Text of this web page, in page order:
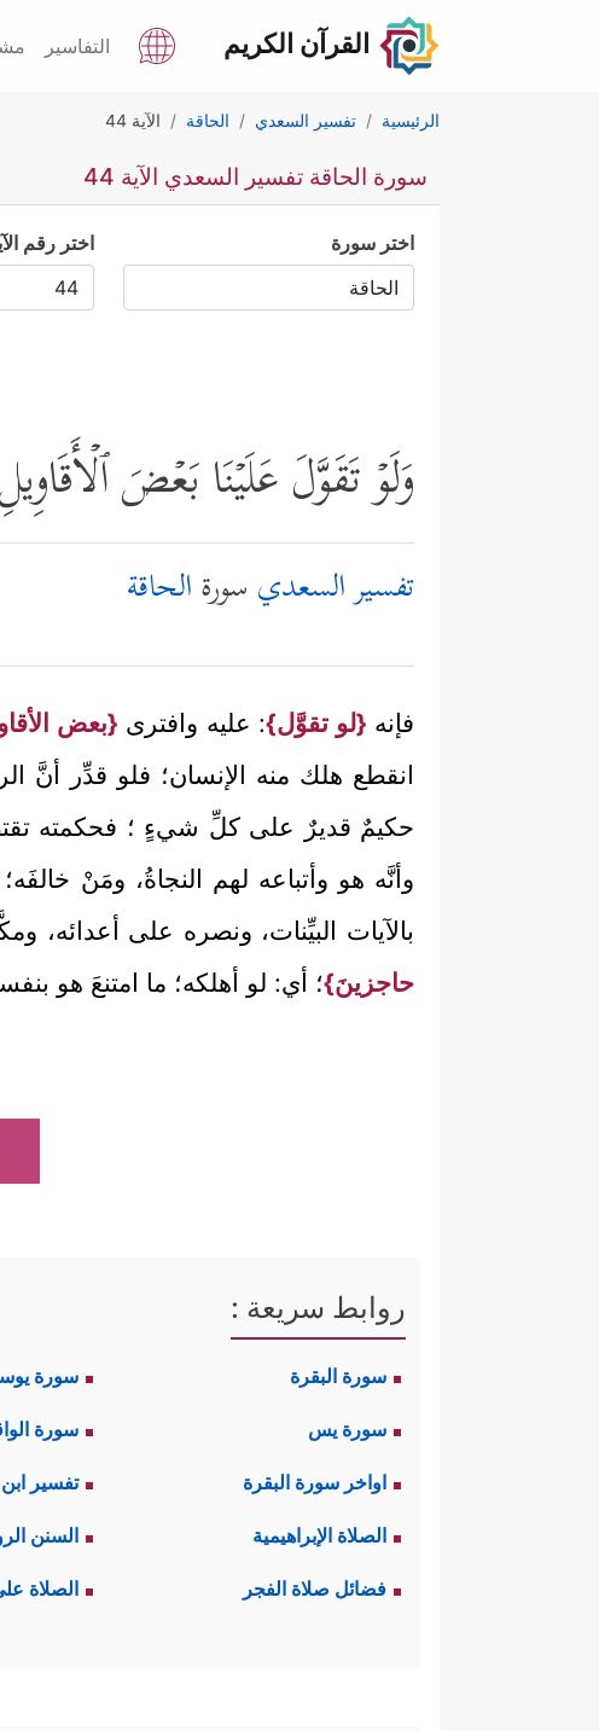
القرآن الكريم التفاسير
الرئيسية تفسير السعدي الحاقة الآية 44
سورة الحاقة تفسير السعدي الآية 44
اختر سورة اختر رقم
وَلَوۡ تَقَوَّلَ عَلَیۡنَا بَعۡضَ ٱلۡأَقَاوِیلِ
تفسير السعدي سورةالحاقة
فإنه {لو تقوَّل}: عليه وافترى {بعض
انقطع هلك منه الإنسان؛ فلو قدِّر أنَّ
حكيمٌ قديرٌ على كلِّ شيءٍ ؛ فحكمته
وأنَّه هو وأتباعه لهم النجاةُ، ومَنْ
بالآيات البيِّنات، ونصره على أعدائه،
حاجزينَ}؛ أي: لو أهلكه؛ ما امتنعَ هو
روابط سريعة :
سورة البقرة سورة
سورة يس سورة
اواخر سورة البقرة تفسير
الصلاة الإبراهيمية السنن
فضائل صلاة الفجر الصلاة